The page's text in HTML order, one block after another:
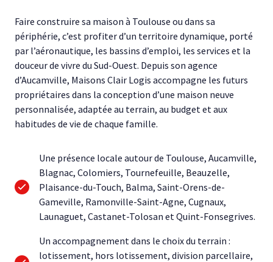
Faire construire sa maison à Toulouse ou dans sa
périphérie, c’est profiter d’un territoire dynamique, porté
par l’aéronautique, les bassins d’emploi, les services et la
douceur de vivre du Sud-Ouest. Depuis son agence
d’Aucamville, Maisons Clair Logis accompagne les futurs
propriétaires dans la conception d’une maison neuve
personnalisée, adaptée au terrain, au budget et aux
habitudes de vie de chaque famille.
Une présence locale autour de Toulouse, Aucamville,
Blagnac, Colomiers, Tournefeuille, Beauzelle,
Plaisance-du-Touch, Balma, Saint-Orens-de-
Gameville, Ramonville-Saint-Agne, Cugnaux,
Launaguet, Castanet-Tolosan et Quint-Fonsegrives.
Un accompagnement dans le choix du terrain :
lotissement, hors lotissement, division parcellaire,